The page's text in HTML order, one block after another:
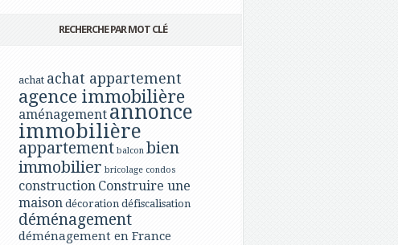
RECHERCHE PAR MOT CLÉ
achat achat appartement
agence immobilière
aménagement annonce
immobilière
appartement balcon bien
immobilier bricolage condos
construction Construire une
maison décoration défiscalisation
déménagement
déménagement en France